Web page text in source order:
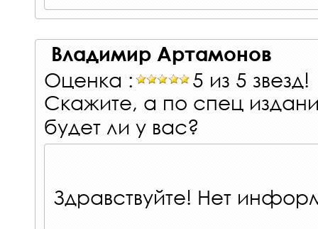
Владимир Артамонов
Оценка :
5 из 5 звезд!
Скажите, а по спец
будет ли у вас?
Здравствуйте! Нет